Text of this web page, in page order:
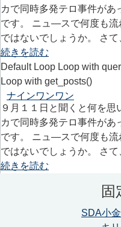
カで同時多発テロ事件があ
です。 ニュ―スで何度も
ではないでしょうか。 さ
続きを読む
Default Loop Loop with
Loop with get_posts()
ナインワンワン
９月１１日と聞くと何を思
カで同時多発テロ事件があ
です。 ニュ―スで何度も
ではないでしょうか。 さ
続きを読む
固
SDA小